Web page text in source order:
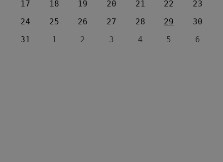
17
18 19 20 21 22
23
24
25 26 27 28 29
30
31
1 2 3 4 5 6